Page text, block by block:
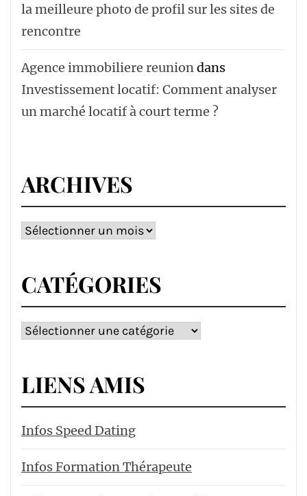
la meilleure photo de profil sur les sites de
rencontre
Agence immobiliere reuniondans
Investissement locatif: Comment analyser
un marché locatif à court terme ?
ARCHIVES
Archives
CATÉGORIES
Catégories
LIENS AMIS
Infos Speed Dating
Infos Formation Thérapeute